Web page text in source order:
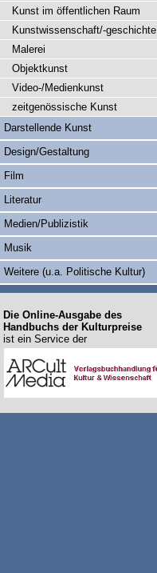
Kunst im öffentlichen Raum
Kunstwissenschaft/-geschichte
Malerei
Objektkunst
Video-/Medienkunst
zeitgenössische Kunst
Darstellende Kunst
Design/Gestaltung
Film
Literatur
Medien/Publizistik
Musik
Weitere (u.a. Politische Kultur)
Die Online-Ausgabe des
Handbuchs der Kulturpreise
ist ein Service der